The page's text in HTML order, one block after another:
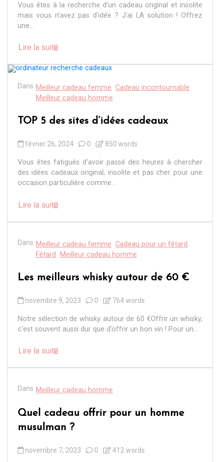
Vous êtes à la recherche d’un cadeau original et insolite
mais vous n’avez pas d’idée ? J’ai LA solution ! Offrez
une...
Lire la suite
Dans Meilleur cadeau femme Cadeau incontournable
Meilleur cadeau homme
TOP 5 des sites d’idées cadeaux
février 26, 2024 0 850 words
Vous êtes fatigués d’avoir passé des heures à chercher
des idées cadeaux original, insolite et pas cher pour une
occasion particulière comme...
Lire la suite
Dans Meilleur cadeau femme Cadeau pour un fêtard
Fêtard
Meilleur cadeau homme
Les meilleurs whisky autour de 60 €
novembre 9, 2023 0 764 words
Notre sélection de whisky autour de 60 €Offrir un whisky,
c’est souvent aussi dur que d’offrir un bon vin ! Pour un...
Lire la suite
Dans Meilleur cadeau homme
Quel cadeau offrir pour un homme
musulman ?
novembre 7, 2023 0 412 words